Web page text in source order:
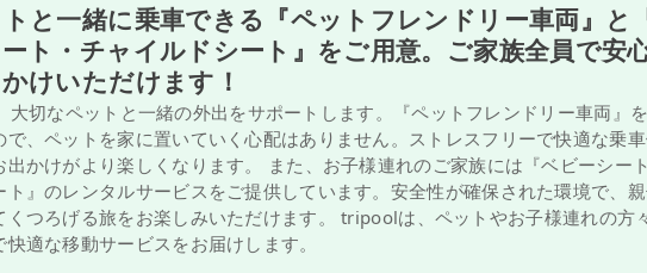
と一緒に乗車できる『ペットフレンドリー車両』と
ト・チャイルドシート』をご用意。ご家族全員で安
けいただけます！
切なペットと一緒の外出をサポートします。『ペットフレンドリー車両』
で、ペットを家に置いていく心配はありません。ストレスフリーで快適な乗
出かけがより楽しくなります。 また、お子様連れのご家族には『ベビーシー
ト』のレンタルサービスをご提供しています。安全性が確保された環境で、
くつろげる旅をお楽しみいただけます。 tripoolは、ペットやお子様連れの方々
快適な移動サービスをお届けします。